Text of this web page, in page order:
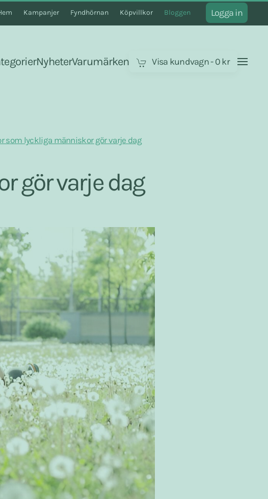
Kampanjer Fyndhörnan Köpvillkor Bloggen Logga in
NyheterVarumärken Visa kundvagn-0 kr
som lyckliga människor gör varje dag
gör varje dag